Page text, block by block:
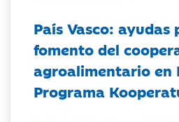
País Vasco: ayudas
fomento del
agroalimentario en
Programa